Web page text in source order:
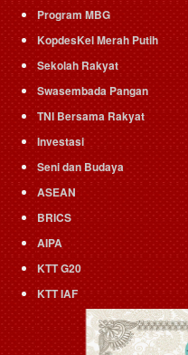
Program MBG
KopdesKel Merah Putih
Sekolah Rakyat
Swasembada Pangan
TNI Bersama Rakyat
Investasi
Seni dan Budaya
ASEAN
BRICS
AIPA
KTT G20
KTT IAF